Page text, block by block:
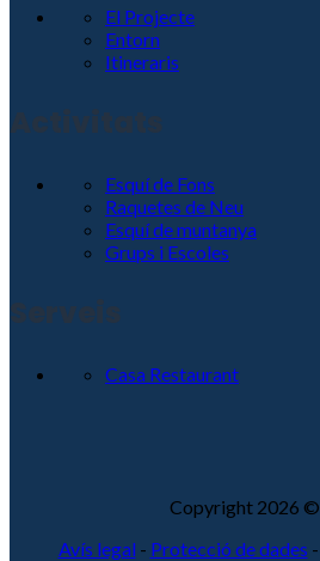
El Projecte
Entorn
Itineraris
Esquí de Fons
Raquetes de Neu
Esquí de muntanya
Grups i Escoles
Casa Restaurant
Copyright 2026 ©
Avís legal - Protecció de dades -